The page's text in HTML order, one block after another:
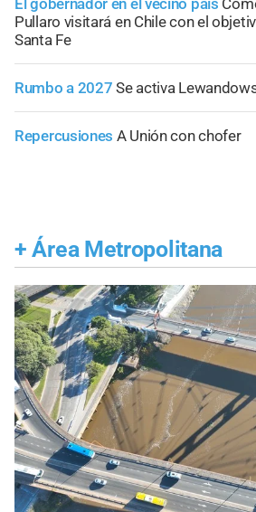
El gobernador en el vecino país
Pullaro visitará en Chile con el
Santa Fe
Rumbo a 2027 Se activa
Repercusiones A Unión con chofer
+ Área Metropolitana